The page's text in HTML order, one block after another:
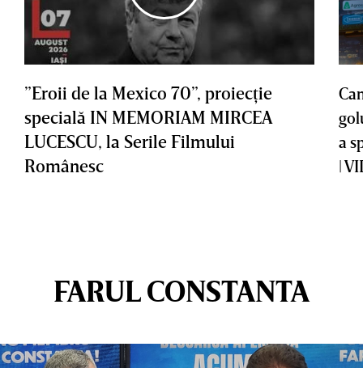
”Eroii de la Mexico 70”, proiecţie
specială IN MEMORIAM MIRCEA
LUCESCU, la Serile Filmului
Românesc
a
|
FARUL CONSTANTA